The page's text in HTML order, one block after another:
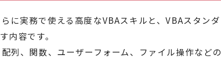
に実務で使える高度なVBAスキルと、VBAスタンダ
内容です。
列、関数、ユーザーフォーム、ファイル操作などの